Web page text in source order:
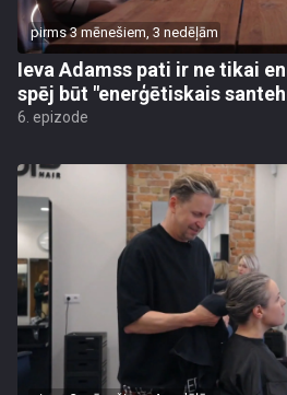
pirms 3 mēnešiem, 3 nedēļām
Ieva Adamss pati ir ne tikai
spēj būt "enerģētiskais
6. epizode